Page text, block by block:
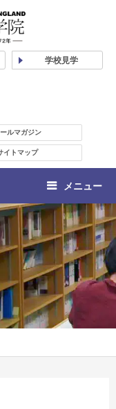
学校見学
ールマガジン
イトマップ
メニュー